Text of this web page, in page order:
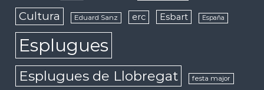
Cultura Eduard Sanz erc Esbart España
Esplugues
Esplugues de Llobregat festa major